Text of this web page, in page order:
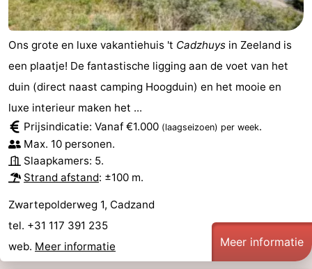
drinken
Zeehonden
Evenementen
Praktisch
Forum
Reisboekenwinkel
Nieuws
Route
-
Ons grote en luxe vakantiehuis 't Cadzhuys in Zeeland is
een plaatje! De fantastische ligging aan de voet van het
duin (direct naast camping Hoogduin) en het mooie en
luxe interieur maken het ...
Prijsindicatie: Vanaf €1.000 (laagseizoen) per week.
Max. 10 personen.
Slaapkamers: 5.
Strand afstand: ±100 m.
Zwartepolderweg 1, Cadzand
tel. +31 117 391 235
web. Meer informatie Meer informatie